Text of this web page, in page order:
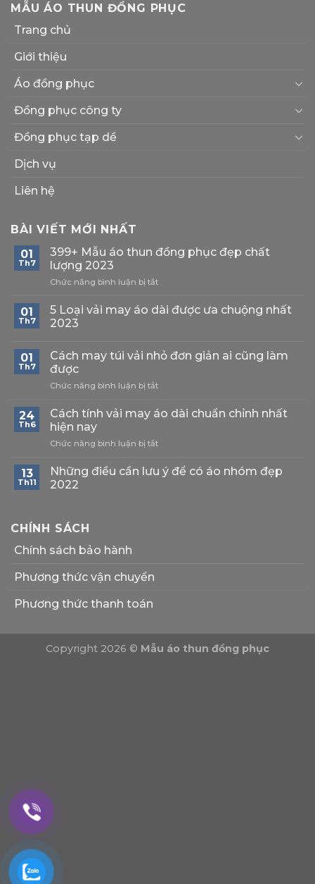
MẪU ÁO THUN ĐỒNG PHỤC
Trang chủ
Giới thiệu
Áo đồng phục
Đồng phục công ty
Đồng phục tạp dề
Dịch vụ
Liên hệ
BÀI VIẾT MỚI NHẤT
01
Th7
399+ Mẫu áo thun đồng phục đẹp chất
lượng 2023
Chức năng bình luận bị tắtở
Mẫu
áo
phục
lượng
01
Th7
5 Loại vải may áo dài được ưa chuộng nhất
2023
01
Th7
Cách may túi vải nhỏ đơn giản ai cũng làm
được
Chức năng bình luận bị tắtở
may
túi
nhỏ
giản
ai
24
Th6
Cách tính vải may áo dài chuẩn chỉnh nhất
hiện nay
Chức năng bình luận bị tắtở
tính
vải
13
Th11
Những điều cần lưu ý để có áo nhóm đẹp
2022
CHÍNH SÁCH
Chính sách bảo hành
Phương thức vận chuyển
Phương thức thanh toán
Copyright 2026 © Mẫu áo thun đồng phục